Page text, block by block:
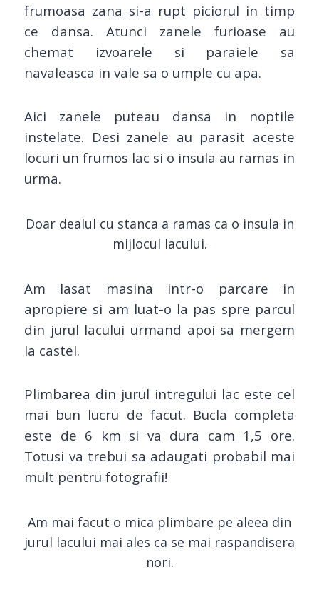
frumoasa zana si-a rupt piciorul in timp
ce dansa. Atunci zanele furioase au
chemat izvoarele si paraiele sa
navaleasca in vale sa o umple cu apa.
Aici zanele puteau dansa in noptile
instelate. Desi zanele au parasit aceste
locuri un frumos lac si o insula au ramas in
urma.
Doar dealul cu stanca a ramas ca o insula in
mijlocul lacului.
Am lasat masina intr-o parcare in
apropiere si am luat-o la pas spre parcul
din jurul lacului urmand apoi sa mergem
la castel.
Plimbarea din jurul intregului lac este cel
mai bun lucru de facut. Bucla completa
este de 6 km si va dura cam 1,5 ore.
Totusi va trebui sa adaugati probabil mai
mult pentru fotografii!
Am mai facut o mica plimbare pe aleea din
jurul lacului mai ales ca se mai raspandisera
nori.